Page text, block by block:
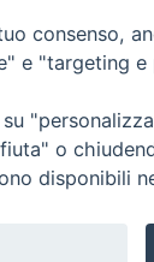
Tutti i
consenso,
e "targeting
o
disponibili